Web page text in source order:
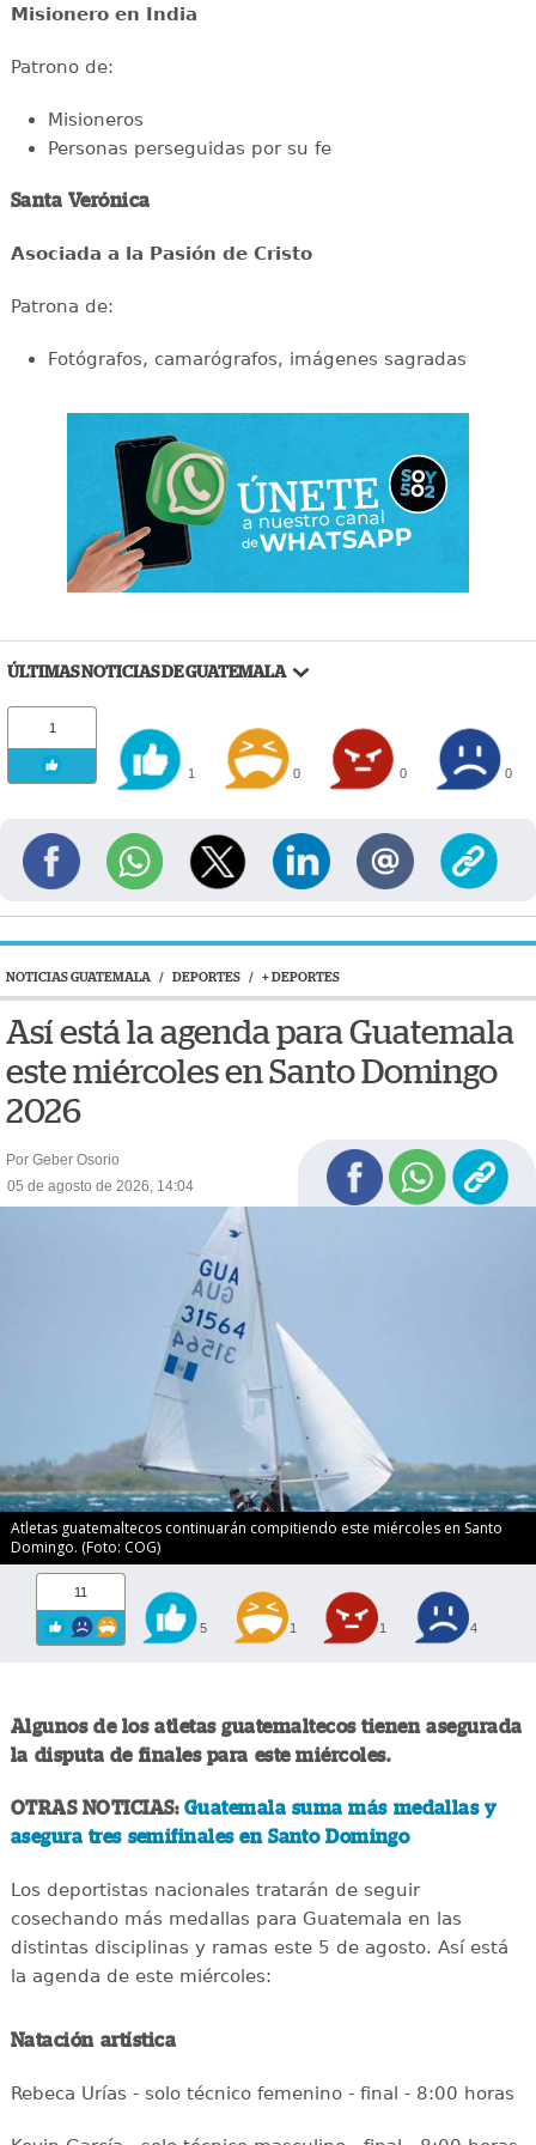
Misionero en India
Patrono de:
Misioneros
Personas perseguidas por su fe
Santa Verónica
Asociada a la Pasión de Cristo
Patrona de:
Fotógrafos, camarógrafos, imágenes sagradas
ÚLTIMAS NOTICIAS DE GUATEMALA
1
1 0 0 0
NOTICIAS GUATEMALA / DEPORTES / + DEPORTES
Así está la agenda para Guatemala
este miércoles en Santo Domingo
2026
Por Geber Osorio
05 de agosto de 2026, 14:04
Atletas guatemaltecos continuarán compitiendo este miércoles en Santo
Domingo. (Foto: COG)
11
5 1 1 4
Algunos de los atletas guatemaltecos tienen asegurada
la disputa de finales para este miércoles.
OTRAS NOTICIAS: Guatemala suma más medallas y
asegura tres semifinales en Santo Domingo
Los deportistas nacionales tratarán de seguir
cosechando más medallas para Guatemala en las
distintas disciplinas y ramas este 5 de agosto. Así está
la agenda de este miércoles:
Natación artística
Rebeca Urías - solo técnico femenino - final - 8:00 horas